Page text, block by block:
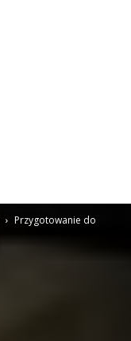
Przygotowanie do